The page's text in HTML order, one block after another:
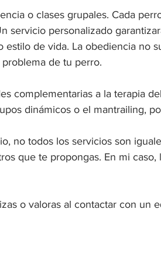
o clases grupales. Cada
servicio personalizado
estilo de vida. La obediencia no
de tu perro.
complementarias a la terapia
dinámicos o el mantrailing,
no todos los servicios son
que te propongas. En mi
o valoras al contactar con un